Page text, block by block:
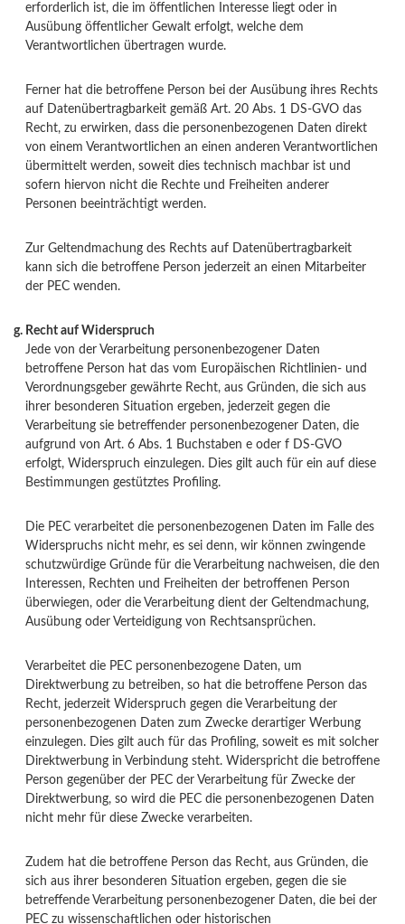
erforderlich ist, die im öffentlichen Interesse liegt oder in
Ausübung öffentlicher Gewalt erfolgt, welche dem
Verantwortlichen übertragen wurde.
Ferner hat die betroffene Person bei der Ausübung ihres Rechts
auf Datenübertragbarkeit gemäß Art. 20 Abs. 1 DS-GVO das
Recht, zu erwirken, dass die personenbezogenen Daten direkt
von einem Verantwortlichen an einen anderen Verantwortlichen
übermittelt werden, soweit dies technisch machbar ist und
sofern hiervon nicht die Rechte und Freiheiten anderer
Personen beeinträchtigt werden.
Zur Geltendmachung des Rechts auf Datenübertragbarkeit
kann sich die betroffene Person jederzeit an einen Mitarbeiter
der PEC wenden.
Recht auf Widerspruch
Jede von der Verarbeitung personenbezogener Daten
betroffene Person hat das vom Europäischen Richtlinien- und
Verordnungsgeber gewährte Recht, aus Gründen, die sich aus
ihrer besonderen Situation ergeben, jederzeit gegen die
Verarbeitung sie betreffender personenbezogener Daten, die
aufgrund von Art. 6 Abs. 1 Buchstaben e oder f DS-GVO
erfolgt, Widerspruch einzulegen. Dies gilt auch für ein auf diese
Bestimmungen gestütztes Profiling.
Die PEC verarbeitet die personenbezogenen Daten im Falle des
Widerspruchs nicht mehr, es sei denn, wir können zwingende
schutzwürdige Gründe für die Verarbeitung nachweisen, die den
Interessen, Rechten und Freiheiten der betroffenen Person
überwiegen, oder die Verarbeitung dient der Geltendmachung,
Ausübung oder Verteidigung von Rechtsansprüchen.
Verarbeitet die PEC personenbezogene Daten, um
Direktwerbung zu betreiben, so hat die betroffene Person das
Recht, jederzeit Widerspruch gegen die Verarbeitung der
personenbezogenen Daten zum Zwecke derartiger Werbung
einzulegen. Dies gilt auch für das Profiling, soweit es mit solcher
Direktwerbung in Verbindung steht. Widerspricht die betroffene
Person gegenüber der PEC der Verarbeitung für Zwecke der
Direktwerbung, so wird die PEC die personenbezogenen Daten
nicht mehr für diese Zwecke verarbeiten.
Zudem hat die betroffene Person das Recht, aus Gründen, die
sich aus ihrer besonderen Situation ergeben, gegen die sie
betreffende Verarbeitung personenbezogener Daten, die bei der
PEC zu wissenschaftlichen oder historischen